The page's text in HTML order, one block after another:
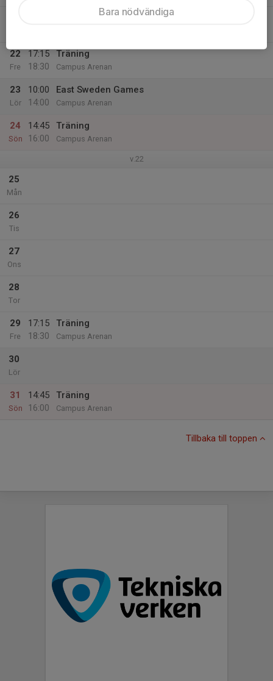
22
Fre
17:15
18:30
Träning
Campus Arenan
23
Lör
10:00
14:00
East Sweden Games
Campus Arenan
24
Sön
14:45
16:00
Träning
Campus Arenan
v.22
25
Mån
26
Tis
27
Ons
28
Tor
29
Fre
17:15
18:30
Träning
Campus Arenan
30
Lör
31
Sön
14:45
16:00
Träning
Campus Arenan
Tillbaka till toppen
Bara nödvändiga